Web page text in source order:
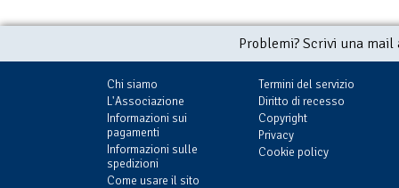
Problemi? Scrivi una
Chi siamo
L'Associazione
Informazioni sui
pagamenti
Informazioni sulle
spedizioni
Come usare il sito
Termini del servizio
Diritto di recesso
Copyright
Privacy
Cookie policy